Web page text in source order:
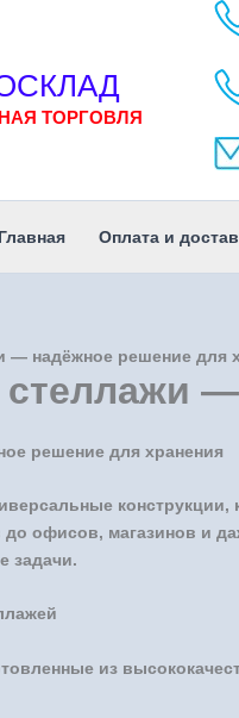
ТОРГОВЛЯ
Главная Оплата и
— надёжное решение для
стеллажи
решение для хранения
офисов, магазинов и
задачи.
из